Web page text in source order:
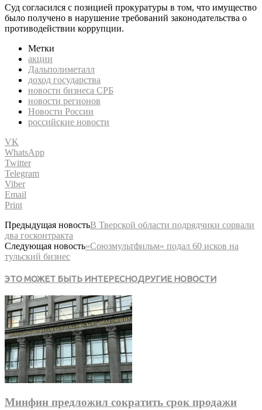
Суд согласился с позицией прокуратуры в том, что имущество
было получено в нарушение требований законодательства о
противодействии коррупции.
Метки
акции
Дальполиметалл
доход государства
новости бизнеса СРБ
новости регионов
Новости России
российские новости
VK
WhatsApp
Twitter
Telegram
Viber
Email
Print
Предыдущая новостьВ Тверской области подрядчики сорвали
два госконтракта
Следующая новость«Союзмультфильм» подал 60 исков на
тульский бизнес
ЭТО МОЖЕТ БЫТЬ ИНТЕРЕСНОДРУГИЕ НОВОСТИ
Минфин предложил сократить срок продажи